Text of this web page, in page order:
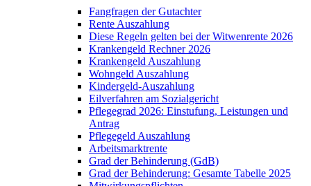
Fangfragen der Gutachter
Rente Auszahlung
Diese Regeln gelten bei der Witwenrente 2026
Krankengeld Rechner 2026
Krankengeld Auszahlung
Wohngeld Auszahlung
Kindergeld-Auszahlung
Eilverfahren am Sozialgericht
Pflegegrad 2026: Einstufung, Leistungen und
Antrag
Pflegegeld Auszahlung
Arbeitsmarktrente
Grad der Behinderung (GdB)
Grad der Behinderung: Gesamte Tabelle 2025